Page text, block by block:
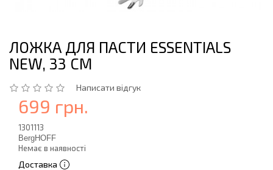
ЛОЖКА ДЛЯ ПАСТИ ESSENTIALS
NEW, 33 СМ
Написати відгук
699 грн.
1301113
BergHOFF
Немає в наявності
Доставка